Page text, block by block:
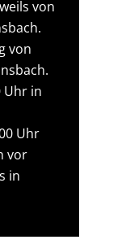
von
von
Uhr in
Uhr
vor
in